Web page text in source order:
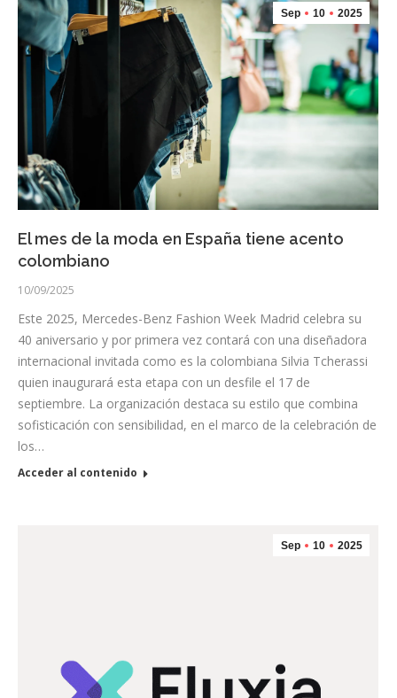
Sep 10 2025
El mes de la moda en España tiene acento
colombiano
10/09/2025
Este 2025, Mercedes-Benz Fashion Week Madrid celebra su
40 aniversario y por primera vez contará con una diseñadora
internacional invitada como es la colombiana Silvia Tcherassi
quien inaugurará esta etapa con un desfile el 17 de
septiembre. La organización destaca su estilo que combina
sofisticación con sensibilidad, en el marco de la celebración de
los…
Acceder al contenido
Sep 10 2025